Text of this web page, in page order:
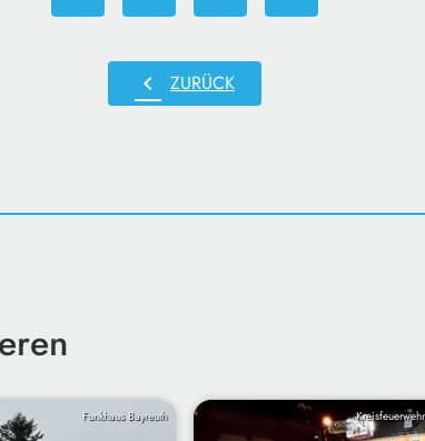
chevron_left ZURÜCK
Funkhaus Bayreuth